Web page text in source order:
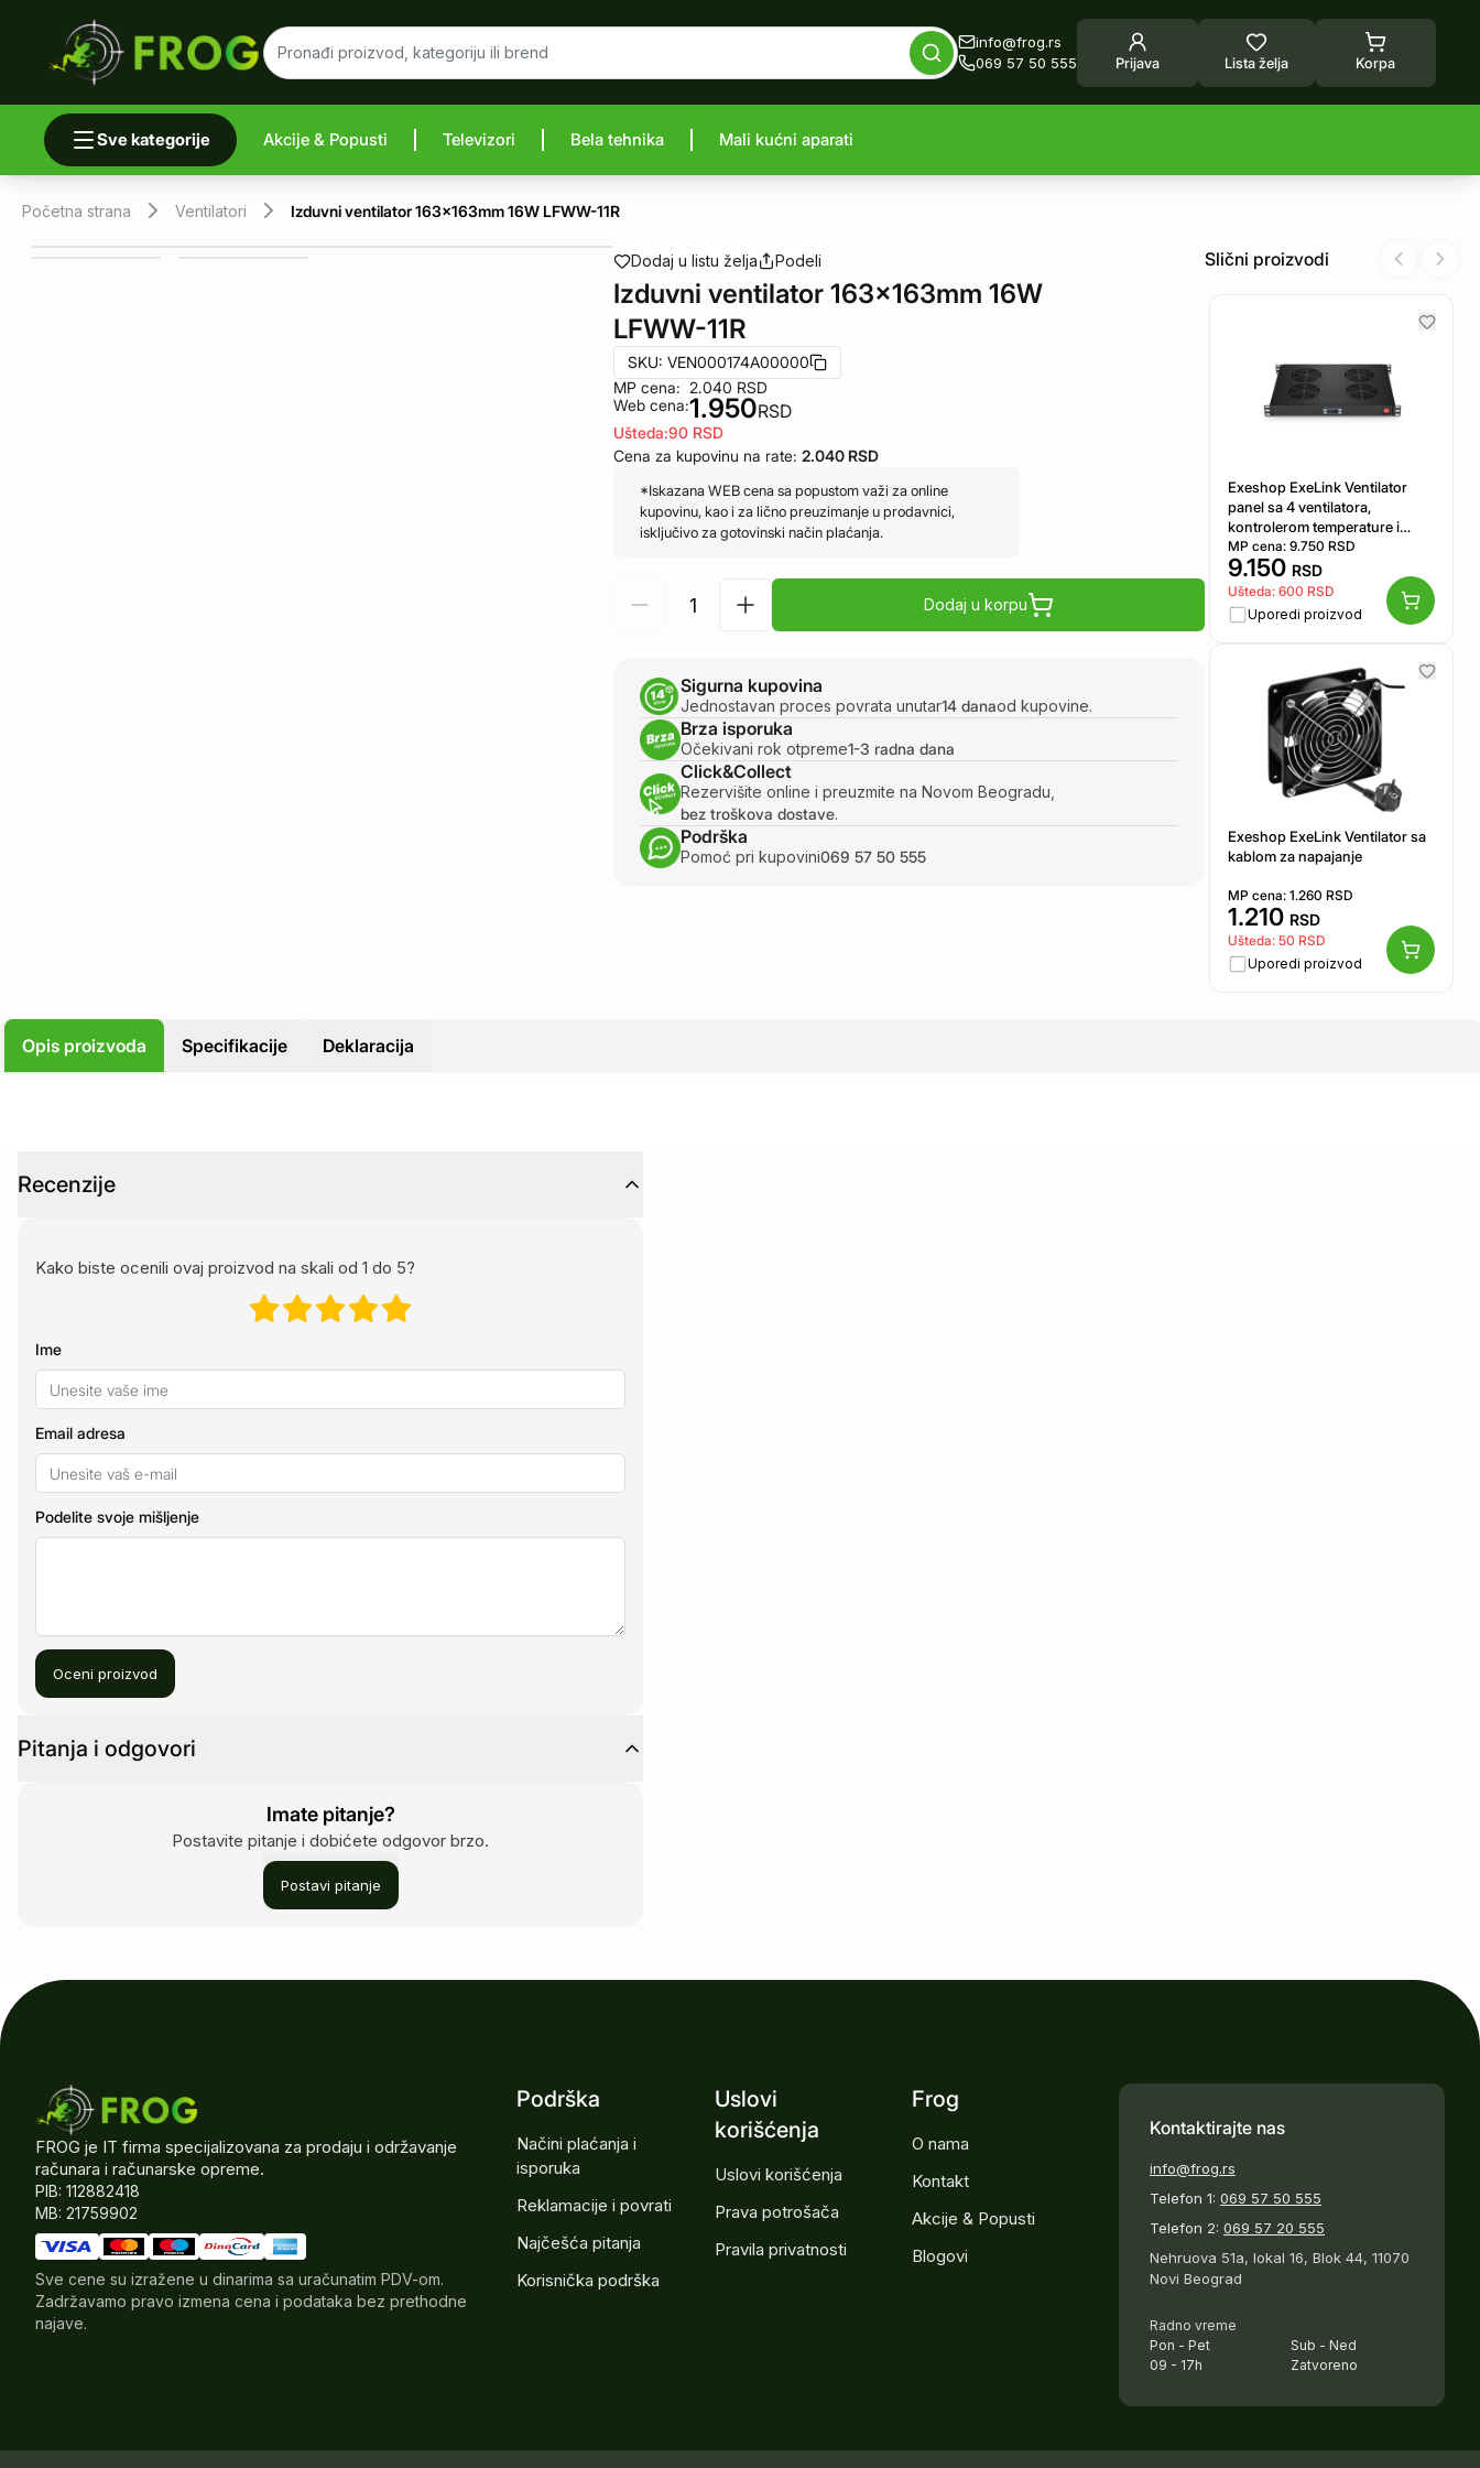
info@frog.rs
069 57 50 555
Prijava Lista želja Korpa
Sve kategorije Akcije & Popusti Televizori Bela tehnika Mali kućni aparati
Početna strana Ventilatori Izduvni ventilator 163x163mm 16W LFWW-11R
Dodaj u listu želja Podeli
Izduvni ventilator 163x163mm 16W
LFWW-11R
SKU: VEN000174A00000
MP cena:
Web cena:
2.040 RSD
1.950RSD
Ušteda:90 RSD
Cena za kupovinu na rate: 2.040 RSD
*Iskazana WEB cena sa popustom važi za online
kupovinu, kao i za lično preuzimanje u prodavnici,
isključivo za gotovinski način plaćanja.
Dodaj u korpu
Sigurna kupovina
Jednostavan proces povrata unutar14 danaod kupovine.
Brza isporuka
Očekivani rok otpreme1-3 radna dana
Click&Collect
Rezervišite online i preuzmite na Novom Beogradu,
bez troškova dostave.
Podrška
Pomoć pri kupovini069 57 50 555
Slični proizvodi
Exeshop ExeLink Ventilator
panel sa 4 ventilatora,
kontrolerom temperature i
kablom za napajanje
MP cena: 9.750 RSD
9.150 RSD
Ušteda: 600 RSD
Uporedi proizvod
Exeshop ExeLink Ventilator sa
kablom za napajanje
MP cena: 1.260 RSD
1.210 RSD
Ušteda: 50 RSD
Uporedi proizvod
Previous
Next
Opis proizvoda Specifikacije Deklaracija
Recenzije
Kako biste ocenili ovaj proizvod na skali od 1 do 5?
Ime
Email adresa
Podelite svoje mišljenje
Oceni proizvod
Pitanja i odgovori
Imate pitanje?
Postavite pitanje i dobićete odgovor brzo.
Postavi pitanje
FROG je IT firma specijalizovana za prodaju i održavanje
računara i računarske opreme.
PIB: 112882418
MB: 21759902
Sve cene su izražene u dinarima sa uračunatim PDV-om.
Zadržavamo pravo izmena cena i podataka bez prethodne
najave.
Podrška
Načini plaćanja i
isporuka
Reklamacije i povrati
Najčešća pitanja
Korisnička podrška
Uslovi
korišćenja
Uslovi korišćenja
Prava potrošača
Pravila privatnosti
Frog
O nama
Kontakt
Akcije & Popusti
Blogovi
Kontaktirajte nas
info@frog.rs
Telefon 1: 069 57 50 555
Telefon 2: 069 57 20 555
Nehruova 51a, lokal 16, Blok 44, 11070
Novi Beograd
Radno vreme
Pon - Pet
09 - 17h
Sub - Ned
Zatvoreno